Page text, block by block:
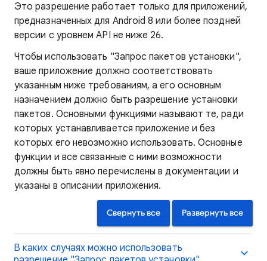
Это разрешение работает только для приложений,
предназначенных для Android 8 или более поздней
версии с уровнем API не ниже 26.
Чтобы использовать "Запрос пакетов установки",
ваше приложение должно соответствовать
указанным ниже требованиям, а его основным
назначением должно быть разрешение установки
пакетов. Основными функциями называют те, ради
которых устанавливается приложение и без
которых его невозможно использовать. Основные
функции и все связанные с ними возможности
должны быть явно перечислены в документации и
указаны в описании приложения.
Свернуть все Развернуть все
В каких случаях можно использовать